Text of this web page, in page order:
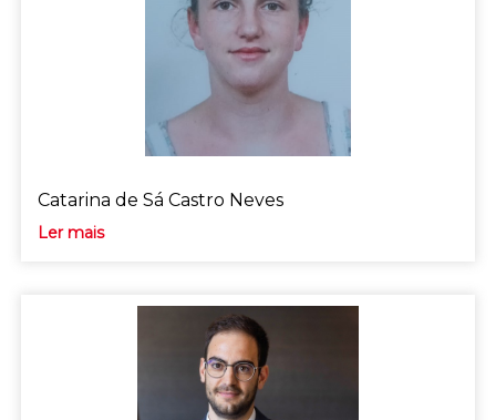
Catarina de Sá Castro Neves
Ler mais